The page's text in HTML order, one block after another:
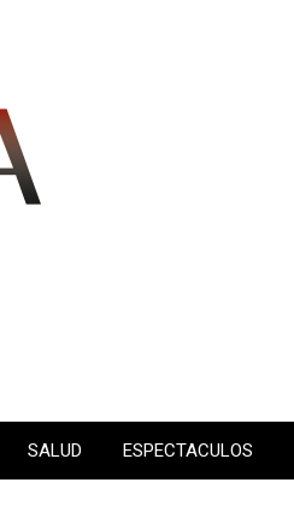
SALUD ESPECTACULOS